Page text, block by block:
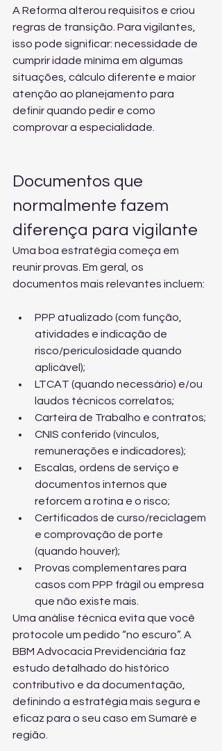
A Reforma alterou requisitos e criou
regras de transição. Para vigilantes,
isso pode significar: necessidade de
cumprir idade mínima em algumas
situações, cálculo diferente e maior
atenção ao planejamento para
definir quando pedir e como
comprovar a especialidade.
Documentos que
normalmente fazem
diferença para vigilante
Uma boa estratégia começa em
reunir provas. Em geral, os
documentos mais relevantes incluem:
PPP atualizado (com função,
atividades e indicação de
risco/periculosidade quando
aplicável);
LTCAT (quando necessário) e/ou
laudos técnicos correlatos;
Carteira de Trabalho e contratos;
CNIS conferido (vínculos,
remunerações e indicadores);
Escalas, ordens de serviço e
documentos internos que
reforcem a rotina e o risco;
Certificados de curso/reciclagem
e comprovação de porte
(quando houver);
Provas complementares para
casos com PPP frágil ou empresa
que não existe mais.
Uma análise técnica evita que você
protocole um pedido “no escuro”. A
BBM Advocacia Previdenciária faz
estudo detalhado do histórico
contributivo e da documentação,
definindo a estratégia mais segura e
eficaz para o seu caso em Sumaré e
região.